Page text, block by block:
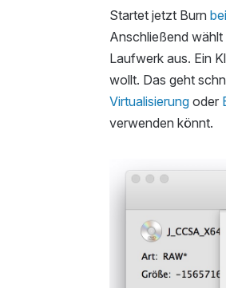
Startet jetzt Burn
Anschließend
Laufwerk aus. Ein
wollt. Das geht
Virtualisierung oder
verwenden könnt.